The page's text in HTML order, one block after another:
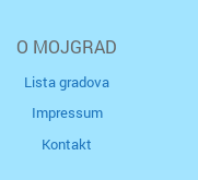
O MOJGRAD
Lista gradova
Impressum
Kontakt